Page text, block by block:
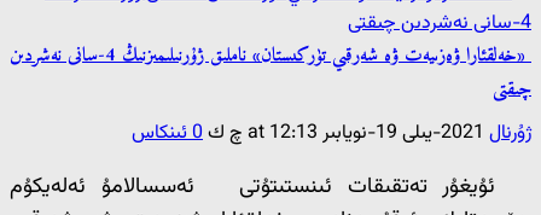
«خەلقئارا ۋەزىيەت ۋە شەرقىي تۈركىستان» ناملىق ژۇرنىلىمىزنىڭ 4-سانى نەشردىن
چىقتى
ژۇرنال 2021-يىلى 19-نويابىر at 12:13 چ ك 0 ئىنكاس
ئۇيغۇر تەتقىقات ئىنستىتۇتى ئەسسالامۇ ئەلەيكۇم